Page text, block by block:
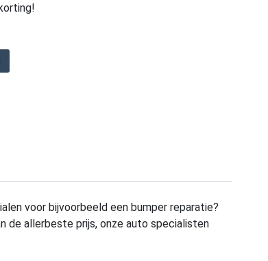
voor bijvoorbeeld een bumper reparatie?
de allerbeste prijs, onze auto specialisten